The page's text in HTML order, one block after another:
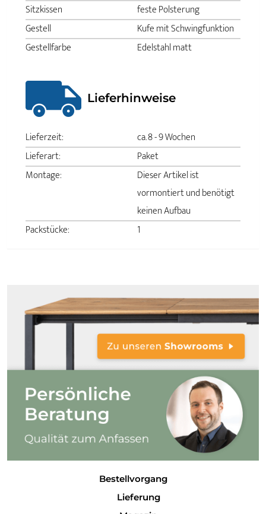
Sitzkissen
feste Polsterung
Gestell
Kufe mit Schwingfunktion
Gestellfarbe
Edelstahl matt
Lieferhinweise
Lieferzeit:
ca. 8 - 9 Wochen
Lieferart:
Paket
Montage:
Dieser Artikel ist
vormontiert und benötigt
keinen Aufbau
Packstücke:
1
Bestellvorgang
Lieferung